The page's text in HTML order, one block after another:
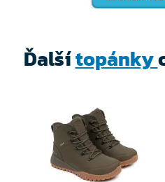
až EU46).
Ďalšítopánky